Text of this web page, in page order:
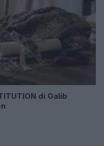
di Galib